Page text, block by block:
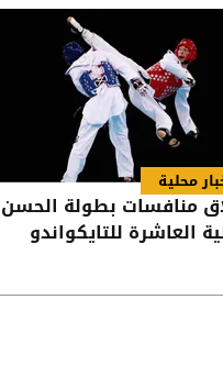
محلية
منافسات بطولة الحسن
العاشرة للتايكواندو